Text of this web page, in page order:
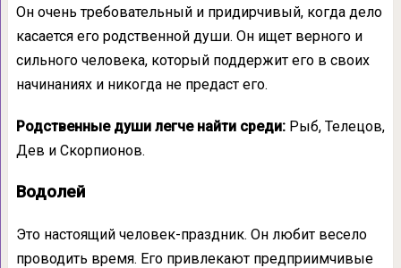
Он очень требовательный и придирчивый, когда дело
касается его родственной души. Он ищет верного и
сильного человека, который поддержит его в своих
начинаниях и никогда не предаст его.
Родственные души легче найти среди:Рыб, Телецов,
Дев и Скорпионов.
Водолей
Это настоящий человек-праздник. Он любит весело
проводить время. Его привлекают предприимчивые